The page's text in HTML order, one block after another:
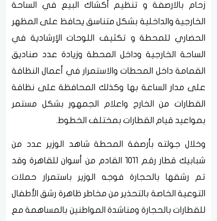
زحام بالارصفة و تنظيم أكشاك البيع في الساحة
الخارجية والداخلية بشكل متناسق يحافظ على المظهر
الحضاري للمحطة و تكثيف اللوحات الإرشادية في
الساحة الخارجية وداخل المحطة وزيادة عدد صناديق
القمامة داخل المحطات والاستمرار في أعمال النظافة
على مدار الساعة بها وكذلك المحافظة على نظافة
القطارات من الخارج واعلام الجمهور بشكل مستمر
بمواعيد قيام القطارات بمختلف الخطوط.
وخلال جولته بأرصفة المحطة شاهد الوزير عدد من
شبابيك قطار رقم 1011 القادم من أسوان للقاهرة وقد
تم رشقها بالحجارة فوجه الوزير باستمرار حملات
التوعية الخاصة بالتحذير من مخاطر ظاهرة رشق الأطفال
للقطارات بالحجارة ومناشدة المواطنين بالمساهمة مع